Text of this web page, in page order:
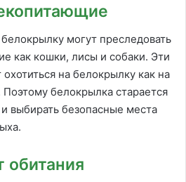
могут преследовать
как кошки, лисы и собаки. Эти
на белокрылку как на
Поэтому белокрылка старается
выбирать безопасные места
обитания